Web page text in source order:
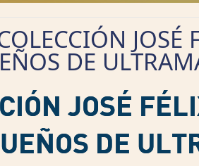
JOSÉ
DE
JOSÉ
DE